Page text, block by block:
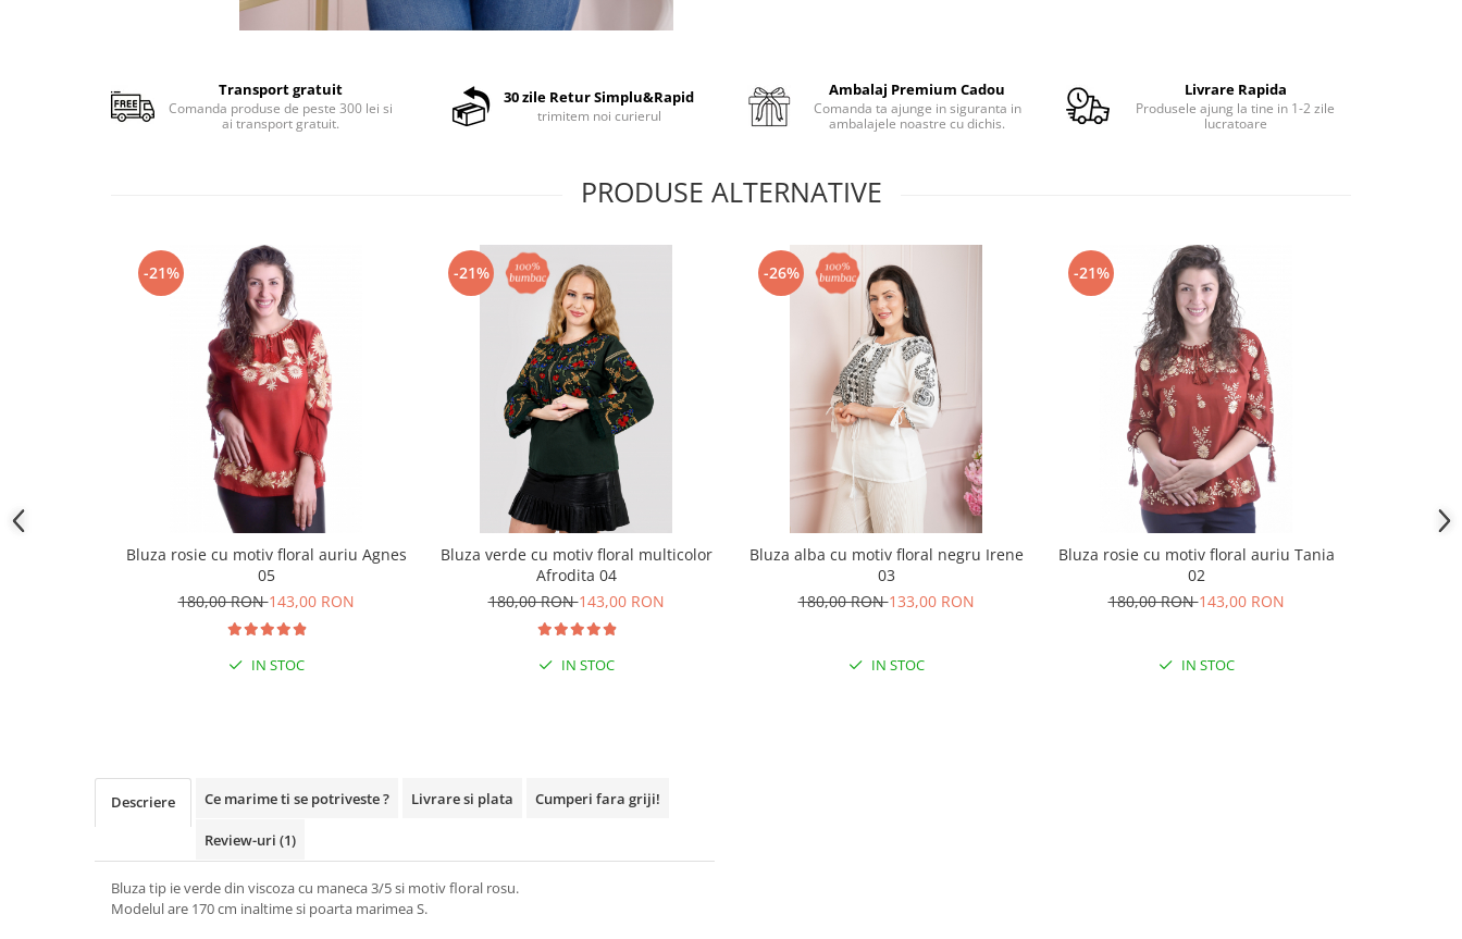
Transport gratuit
Comanda produse de peste 300 lei si
ai transport gratuit.
30 zile Retur Simplu&Rapid
trimitem noi curierul
Ambalaj Premium Cadou
Comanda ta ajunge in siguranta in
ambalajele noastre cu dichis.
Livrare Rapida
Produsele ajung la tine in 1-2 zile
lucratoare
PRODUSE ALTERNATIVE
-21%
Bluza rosie cu motiv floral auriu Agnes
05
180,00 RON143,00 RON
IN STOC
-21%
Bluza verde cu motiv floral multicolor
Afrodita 04
180,00 RON143,00 RON
IN STOC
-26%
Bluza alba cu motiv floral negru Irene
03
180,00 RON133,00 RON
IN STOC
-21%
Bluza rosie cu motiv floral auriu Tania
02
180,00 RON143,00 RON
IN STOC
Descriere Ce marime ti se potriveste ? Livrare si plata Cumperi fara griji!
Review-uri (1)
Bluza tip ie verde din viscoza cu maneca 3/5 si motiv floral rosu.
Modelul are 170 cm inaltime si poarta marimea S.